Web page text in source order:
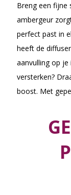
Breng een fijne
ambergeur
perfect past in
heeft de
aanvulling op
versterken?
boost. Met